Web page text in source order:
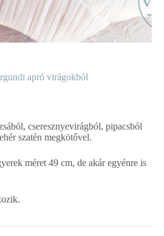
apró virágokból
cseresznyevirágból, pipacsból
szatén megkötővel.
méret 49 cm, de akár egyénre is